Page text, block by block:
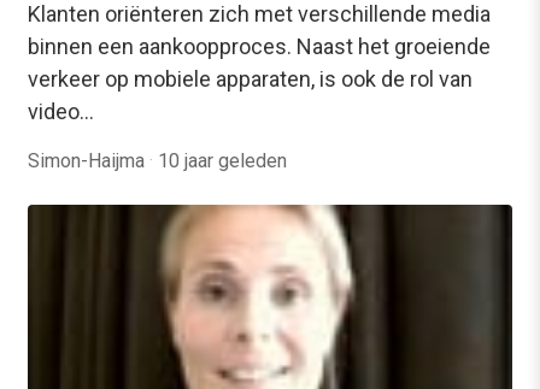
Klanten oriënteren zich met verschillende media
binnen een aankoopproces. Naast het groeiende
verkeer op mobiele apparaten, is ook de rol van
video…
Simon-Haijma · 10 jaar geleden